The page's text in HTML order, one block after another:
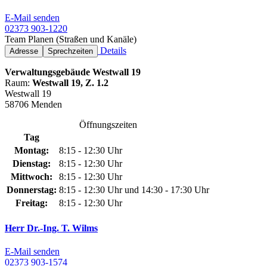
E-Mail senden
02373 903-1220
Team Planen (Straßen und Kanäle)
Adresse Sprechzeiten Details
Verwaltungsgebäude Westwall 19
Raum: Westwall 19, Z. 1.2
Westwall 19
58706 Menden
Öffnungszeiten
Tag
Montag:
8:15 - 12:30 Uhr
Dienstag:
8:15 - 12:30 Uhr
Mittwoch:
8:15 - 12:30 Uhr
Donnerstag: 8:15 - 12:30 Uhr und 14:30 - 17:30 Uhr
Freitag:
8:15 - 12:30 Uhr
Herr Dr.-Ing. T. Wilms
E-Mail senden
02373 903-1574